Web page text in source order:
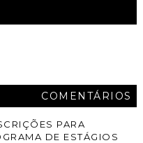
COMENTÁRIOS
PARA
DE ESTÁGIOS